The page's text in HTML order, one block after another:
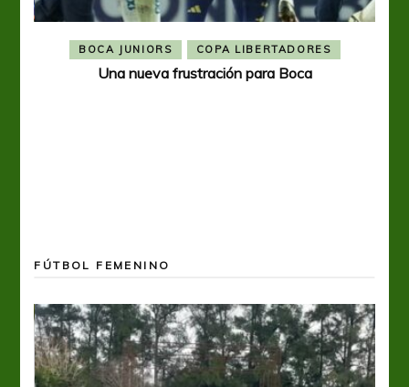
BOCA JUNIORS COPA LIBERTADORES
Una nueva frustración para Boca
FÚTBOL FEMENINO